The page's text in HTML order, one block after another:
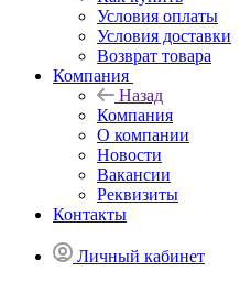
Условия оплаты
Условия доставки
Возврат товара
Компания
Назад
Компания
О компании
Новости
Вакансии
Реквизиты
Контакты
Личный кабинет